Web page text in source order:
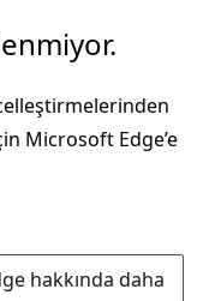
Microsoft Edge’e
hakkında daha